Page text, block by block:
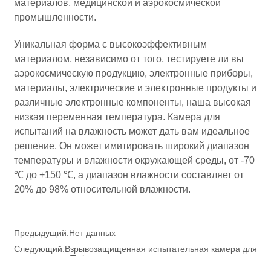
Предыдущий:Нет данных
Следующий:Взрывозащищенная испытательная камера для